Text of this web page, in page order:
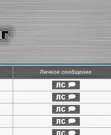
Личное сообщение